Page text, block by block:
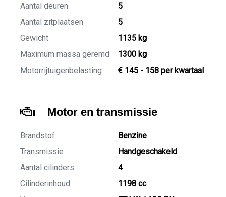
Aantal deuren
5
Aantal zitplaatsen
5
Gewicht
1135 kg
Maximum massa geremd
1300 kg
Motorrijtuigenbelasting
€ 145 - 158 per kwartaal
Motor en transmissie
Brandstof
Benzine
Transmissie
Handgeschakeld
Aantal cilinders
4
Cilinderinhoud
1198 cc